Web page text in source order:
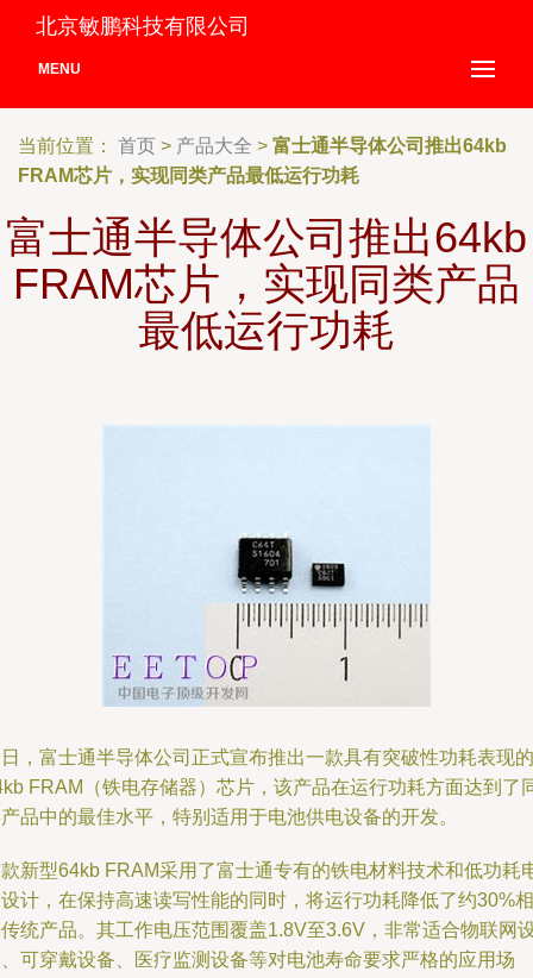
北京敏鹏科技有限公司
MENU
当前位置： 首页 > 产品大全 > 富士通半导体公司推出64kb
FRAM芯片，实现同类产品最低运行功耗
富士通半导体公司推出64kb
FRAM芯片，实现同类产品
最低运行功耗
，富士通半导体公司正式宣布推出一款具有突破性功耗表现的
FRAM（铁电存储器）芯片，该产品在运行功耗方面达到了
品中的最佳水平，特别适用于电池供电设备的开发。
新型64kb FRAM采用了富士通专有的铁电材料技术和低功耗
计，在保持高速读写性能的同时，将运行功耗降低了约30%相
统产品。其工作电压范围覆盖1.8V至3.6V，非常适合物联网
可穿戴设备、医疗监测设备等对电池寿命要求严格的应用场